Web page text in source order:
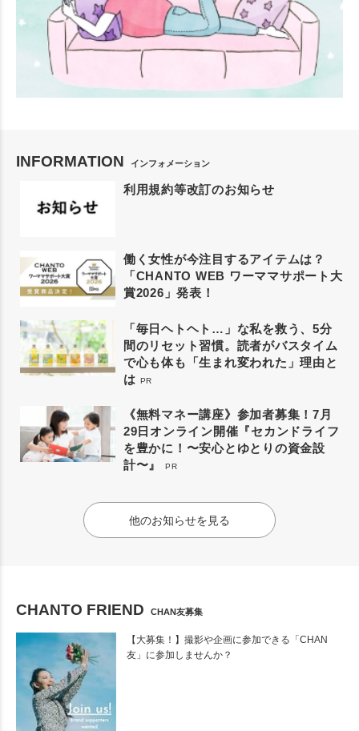
INFORMATION インフォメーション
利用規約等改訂のお知らせ
働く女性が今注目するアイテムは？
「CHANTO WEB ワーママサポート大
賞2026」発表！
「毎日ヘトヘト…」な私を救う、5分
間のリセット習慣。読者がバスタイム
で心も体も「生まれ変われた」理由と
は PR
《無料マネー講座》参加者募集！7月
29日オンライン開催『セカンドライフ
を豊かに！〜安心とゆとりの資金設
計〜』
PR
他のお知らせを見る
CHANTO FRIEND CHAN友募集
【大募集！】撮影や企画に参加できる「CHAN
友」に参加しませんか？